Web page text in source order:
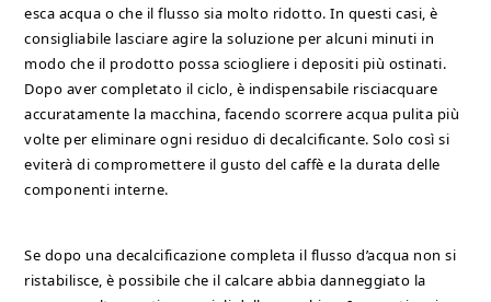
esca acqua o che il flusso sia molto ridotto. In questi casi, è
consigliabile lasciare agire la soluzione per alcuni minuti in
modo che il prodotto possa sciogliere i depositi più ostinati.
Dopo aver completato il ciclo, è indispensabile risciacquare
accuratamente la macchina, facendo scorrere acqua pulita più
volte per eliminare ogni residuo di decalcificante. Solo così si
eviterà di compromettere il gusto del caffè e la durata delle
componenti interne.
Se dopo una decalcificazione completa il flusso d’acqua non si
ristabilisce, è possibile che il calcare abbia danneggiato la